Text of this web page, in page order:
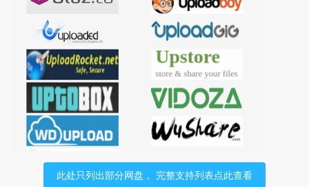
此处只列出部分网盘， 完整支持列表点此查看